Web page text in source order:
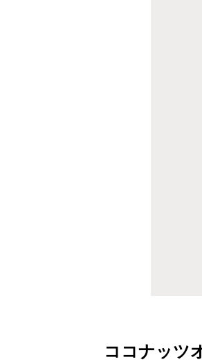
ココナッツ